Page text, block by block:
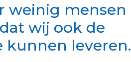
weinig mensen
wij ook de
kunnen leveren.